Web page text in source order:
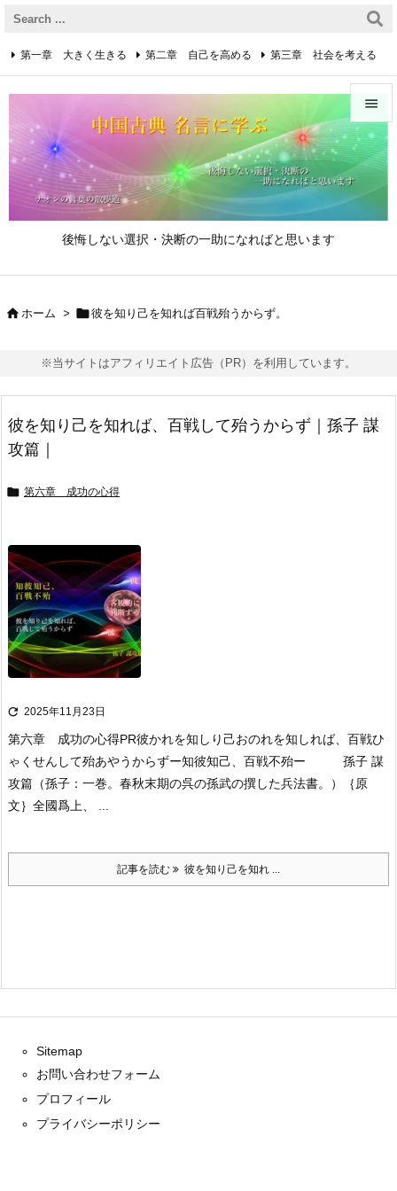
後悔しない選択・決断の一助になればと思います


メニュ

第一章 大きく生きる 第二章 自己を高める 第三章 社会を考える
第四章 着実に生きる 第五章 逆境を乗り越えるための心得
第六章 成功の心得 第七章 人と接するための心得
第八章 リーダーの心得
 ホーム > 彼を知り己を知れば百戦殆うからず。
※当サイトはアフィリエイト広告（PR）を利用しています。
彼を知り己を知れば、百戦して殆うからず｜孫子 謀
攻篇｜
 第六章 成功の心得
 2025年11月23日
第六章 成功の心得PR彼かれを知しり己おのれを知しれば、百戦ひ
ゃくせんして殆あやうからずー知彼知己、百戦不殆ー 孫子 謀
攻篇 （孫子：一巻。春秋末期の呉の孫武の撰した兵法書。）
｛原
文｝ 全國爲上、 ...
記事を読む 彼を知り己を知れ ...
Sitemap
お問い合わせフォーム
プロフィール
プライバシーポリシー